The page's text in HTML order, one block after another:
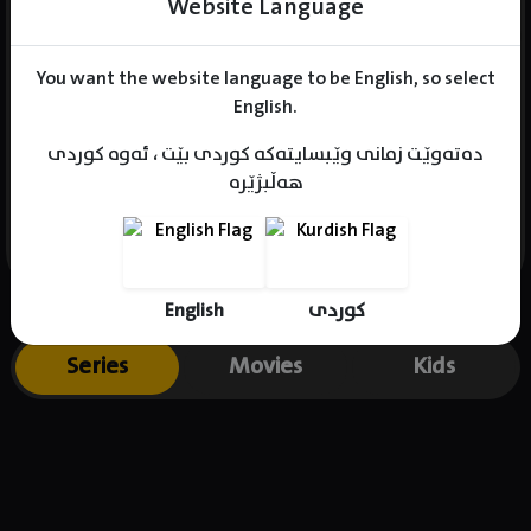
You want the website language to be English, so select
English.
دەتەوێت زمانی وێبسایتەکە کوردی بێت ، ئەوە کوردی
هەڵبژێرە
English کوردی
Name : Dayong Zhou
Born :
Series Movies Kids